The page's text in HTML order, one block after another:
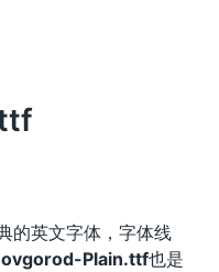
的英文字体，字体线
Plain.ttf也是